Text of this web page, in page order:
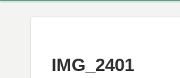
IMG_2401